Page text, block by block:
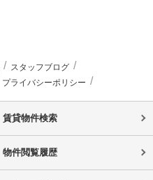
スタッフブログ
プライバシーポリシー
賃貸物件検索
物件閲覧履歴